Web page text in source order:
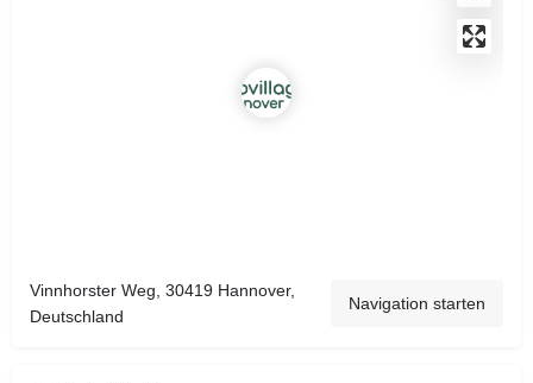
Vinnhorster Weg, 30419 Hannover,
Deutschland
Navigation starten